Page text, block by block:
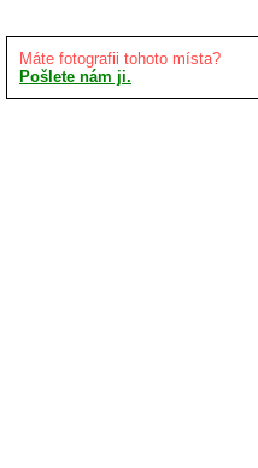
Máte fotografii tohoto místa?
Pošlete nám ji.